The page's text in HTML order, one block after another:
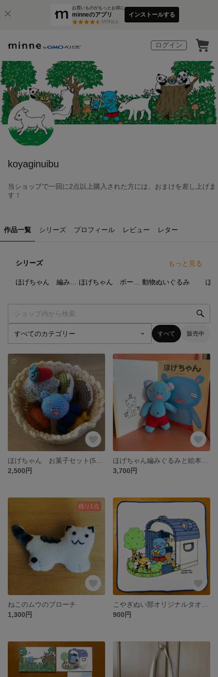
お買いものがもっとお得に
minneのアプリ
3万件以上
インストールする
ログイン
koyaginuibu
当ショップで一回に2点以上購入された方には、おまけを差し上げま
す！
作品一覧 シリーズ プロフィール レビュー レター
シリーズ もっと見る
動物ぬいぐるみ
すべて 販売中
2,500円
3,700円
残り1点
ねこのムウのブローチ
1,300円
900円